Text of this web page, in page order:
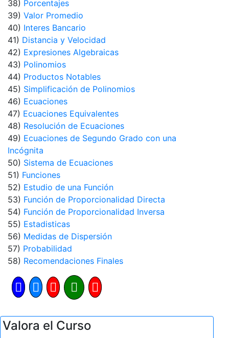
38) Porcentajes
39) Valor Promedio
40) Interes Bancario
41) Distancia y Velocidad
42) Expresiones Algebraicas
43) Polinomios
44) Productos Notables
45) Simplificación de Polinomios
46) Ecuaciones
47) Ecuaciones Equivalentes
48) Resolución de Ecuaciones
49) Ecuaciones de Segundo Grado con una
Incógnita
50) Sistema de Ecuaciones
51) Funciones
52) Estudio de una Función
53) Función de Proporcionalidad Directa
54) Función de Proporcionalidad Inversa
55) Estadisticas
56) Medidas de Dispersión
57) Probabilidad
58) Recomendaciones Finales
Valora el Curso